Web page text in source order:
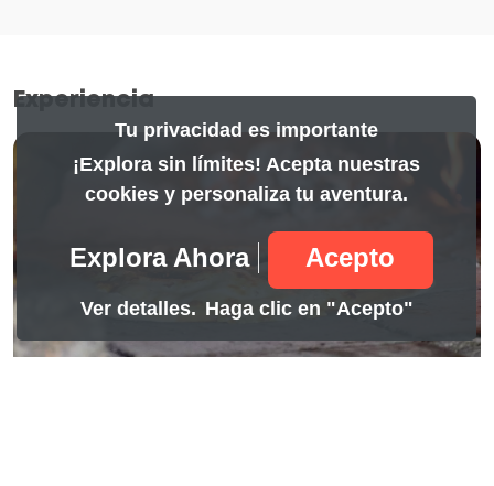
Experiencia
Tu privacidad es importante
¡Explora sin límites! Acepta nuestras
cookies y personaliza tu aventura.
Explora Ahora Acepto
Ver detalles. Haga clic en "Acepto"